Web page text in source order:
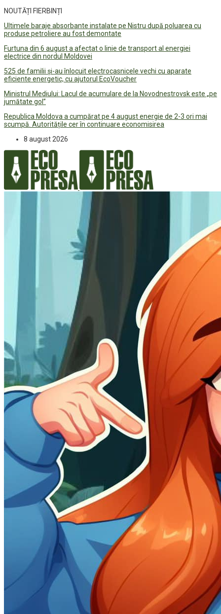
NOUTĂȚI FIERBINȚI
Ultimele baraje absorbante instalate pe Nistru după poluarea cu
produse petroliere au fost demontate
Furtuna din 6 august a afectat o linie de transport al energiei
electrice din nordul Moldovei
525 de familii și-au înlocuit electrocasnicele vechi cu aparate
eficiente energetic, cu ajutorul EcoVoucher
Ministrul Mediului: Lacul de acumulare de la Novodnestrovsk este „pe
jumătate gol”
Republica Moldova a cumpărat pe 4 august energie de 2-3 ori mai
scumpă. Autoritățile cer în continuare economisirea
8 august 2026